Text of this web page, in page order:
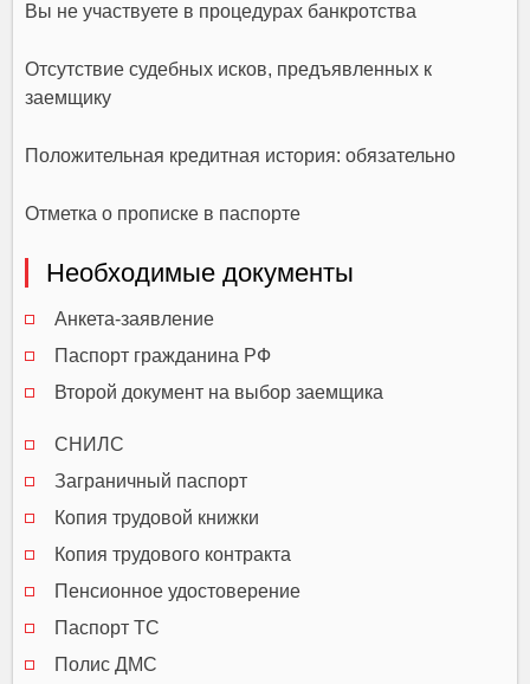
Вы не участвуете в процедурах банкротства
Отсутствие судебных исков, предъявленных к
заемщику
Положительная кредитная история: обязательно
Отметка о прописке в паспорте
Необходимые документы
Анкета-заявление
Паспорт гражданина РФ
Второй документ на выбор заемщика
СНИЛС
Заграничный паспорт
Копия трудовой книжки
Копия трудового контракта
Пенсионное удостоверение
Паспорт ТС
Полис ДМС